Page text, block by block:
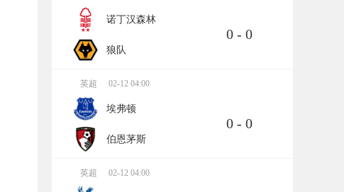
诺丁汉森林
狼队
0 - 0
英超 02-12 04:00
埃弗顿
伯恩茅斯
0 - 0
英超 02-12 04:00